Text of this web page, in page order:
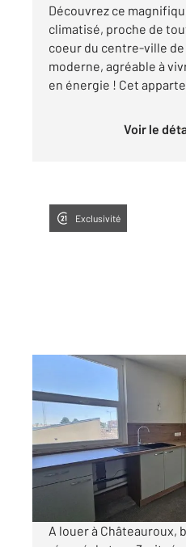
Découvrez ce
climatisé, proche de
coeur du centre-ville
moderne, agréable à
en énergie ! Cet
Voir le
Exclusivité
CHATEAUROUX 36
64,12 m
, 3 pièces
Ref : 10379
Appartement T3 à
520 €
par mois charges
A louer à Châteauroux,